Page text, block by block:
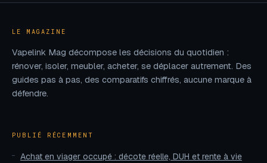
LE MAGAZINE
Vapelink Mag décompose les décisions du quotidien :
rénover, isoler, meubler, acheter, se déplacer autrement. Des
guides pas à pas, des comparatifs chiffrés, aucune marque à
défendre.
PUBLIÉ RÉCEMMENT
Achat en viager occupé : décote réelle, DUH et rente à vie